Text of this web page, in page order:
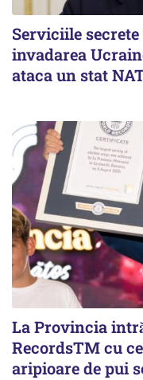
Serviciile
invadarea
ataca un stat
La Provincia
RecordsTM cu
aripioare de pui